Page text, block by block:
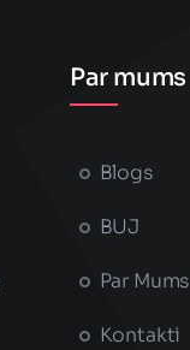
Par mums
Blogs
BUJ
Par Mums
Kontakti